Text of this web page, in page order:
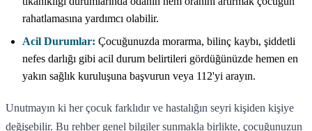
rahatlamasına yardımcı olabilir.
Acil Durumlar: Çocuğunuzda morarma, bilinç kaybı, şiddetli
nefes darlığı gibi acil durum belirtileri gördüğünüzde hemen en
yakın sağlık kuruluşuna başvurun veya 112'yi arayın.
Unutmayın ki her çocuk farklıdır ve hastalığın seyri kişiden kişiye
değişebilir. Bu rehber genel bilgiler sunmakla birlikte, çocuğunuzun